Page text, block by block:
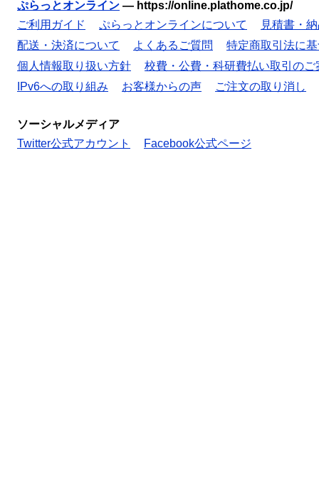
ぷらっとオンライン — https://online.plathome.co.jp/
ご利用ガイド
ぷらっとオンラインについて
見積書・
配送・決済について
よくあるご質問
特定商取引法に
個人情報取り扱い方針
校費・公費・科研費払い取引のご
IPv6への取り組み
お客様からの声 ご注文の取り消し
ソーシャルメディア
Twitter公式アカウント
Facebook公式ページ